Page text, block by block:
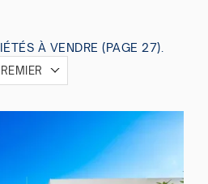
À VENDRE (PAGE 27).